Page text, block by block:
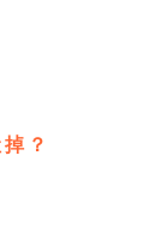
？